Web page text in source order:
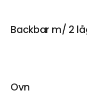
Backbar m/ 2
Ovn